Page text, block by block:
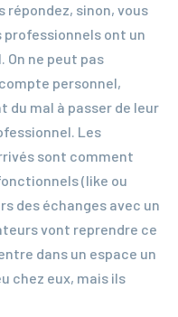
répondez, sinon, vous
professionnels ont un
On ne peut pas
personnel,
du mal à passer de leur
Les
sont comment
(like ou
des échanges avec un
vont reprendre ce
dans un espace un
chez eux, mais ils